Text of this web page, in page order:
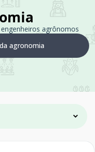
agrônomos
agronomia